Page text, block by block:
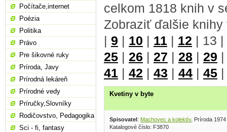
celkom 1818 knih v
Zobraziť ďalšie
| 9 | 10 | 11 | 12 | 13 |
25 | 26 | 27 | 28 | 29
41 | 42 | 43 | 44 | 45
Kvetiny v byte
Spisovatel : Machovec a kolektív, Príroda 1974
Katalogové číslo: F3870
Počítače,internet
Poézia
Politika
Právo
Pre šikovné ruky
Príroda, Javy
Prírodná lekáreň
Prírodné vedy
Príručky,Slovníky
Rodičovstvo, Pedagogika
Sci - fi, fantasy